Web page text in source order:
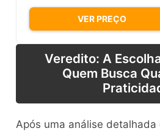
VER PREÇO
Veredito: A
Quem Busca
Após uma análise detalhada